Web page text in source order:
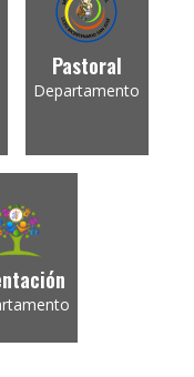
Pastoral
Departamento